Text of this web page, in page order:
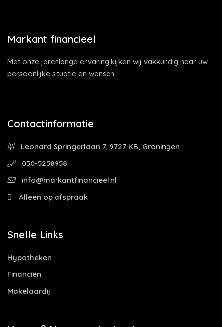
Markant financieel
Met onze jarenlange ervaring kijken wij vakkundig naar uw
persoonlijke situatie en wensen.
Contactinformatie
Leonard Springerlaan 7, 9727 KB, Groningen
050-5258958
info@markantfinancieel.nl
Alleen op afspraak
Snelle Links
Hypotheken
Financiën
Makelaardij